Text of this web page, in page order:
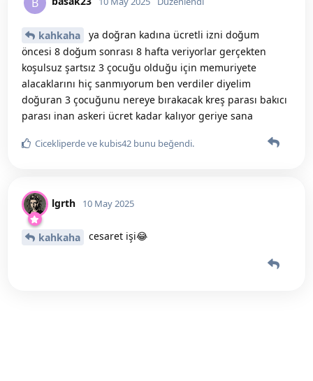
kahkaha
ya doğran kadına ücretli izni doğum
öncesi 8 doğum sonrası 8 hafta veriyorlar gerçekten
koşulsuz şartsız 3 çocuğu olduğu için memuriyete
alacaklarını hiç sanmıyorum ben verdiler diyelim
doğuran 3 çocuğunu nereye bırakacak kreş parası bakıcı
parası inan askeri ücret kadar kalıyor geriye sana
Cicekliperdeve kubis42 bunu beğendi.
lgrth 10 May 2025
kahkaha cesaret işi😂